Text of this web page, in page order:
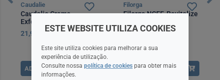
Caudalie
Caudalie Creme
Exfoliante
Desincrustante 75 ml
21,90EUR
ADICIONAR
Filorga
Filorga NCEF-Revitalize
13,30EUR
ADICIONAR
ESTE WEBSITE UTILIZA COOKIES
Este site utiliza cookies para melhorar a sua
experiência de utilização.
Consulte nossa política de cookies para obter mais
informações.